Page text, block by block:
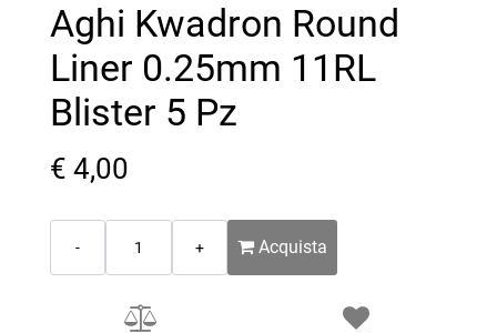
Aghi Kwadron Round
Liner 0.25mm 11RL
Blister 5 Pz
€ 4,00
Acquista